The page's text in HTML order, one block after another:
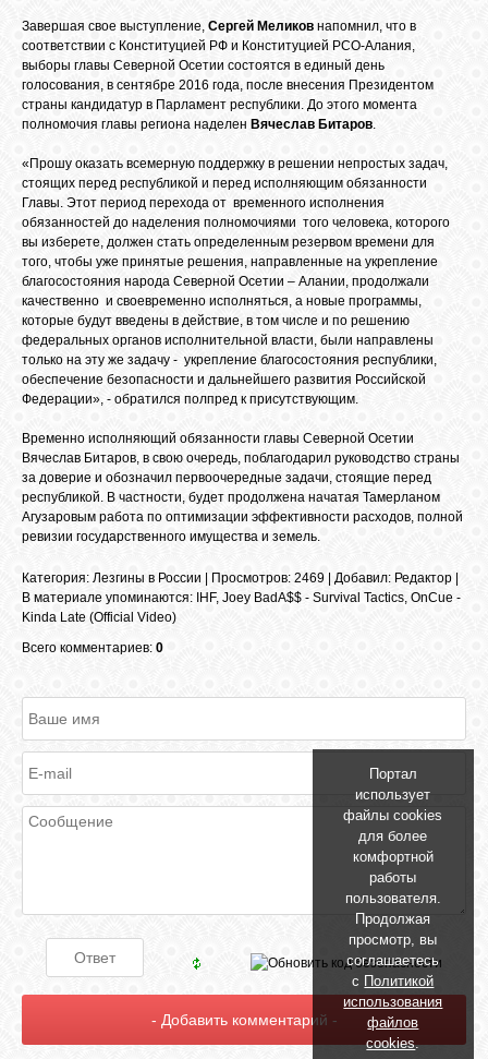
САЙТЫ
КОНТАКТЫ
RSS
VK
GOOGLE+
Завершая свое выступление, Сергей Меликов напомнил, что в
соответствии с Конституцией РФ и Конституцией РСО-Алания,
выборы главы Северной Осетии состоятся в единый день
голосования, в сентябре 2016 года, после внесения Президентом
страны кандидатур в Парламент республики. До этого момента
полномочия главы региона наделен Вячеслав Битаров.
«Прошу оказать всемерную поддержку в решении непростых задач,
стоящих перед республикой и перед исполняющим обязанности
Главы. Этот период перехода от временного исполнения
обязанностей до наделения полномочиями того человека, которого
вы изберете, должен стать определенным резервом времени для
того, чтобы уже принятые решения, направленные на укрепление
благосостояния народа Северной Осетии – Алании, продолжали
качественно и своевременно исполняться, а новые программы,
которые будут введены в действие, в том числе и по решению
федеральных органов исполнительной власти, были направлены
только на эту же задачу - укрепление благосостояния республики,
обеспечение безопасности и дальнейшего развития Российской
Федерации», - обратился полпред к присутствующим.
Временно исполняющий обязанности главы Северной Осетии
Вячеслав Битаров, в свою очередь, поблагодарил руководство страны
за доверие и обозначил первоочередные задачи, стоящие перед
республикой. В частности, будет продолжена начатая Тамерланом
Агузаровым работа по оптимизации эффективности расходов, полной
ревизии государственного имущества и земель.
Категория: Лезгины в России Просмотров: 2469 | Добавил: Редактор
В материале упоминаются: IHF, Joey BadA$$ - Survival Tactics, OnCue -
Kinda Late (Official Video)
Всего комментариев: 0
Портал
использует
файлы cookies
для более
комфортной
работы
пользователя.
Продолжая
просмотр, вы
соглашаетесь
с Политикой
использования
файлов
cookies.